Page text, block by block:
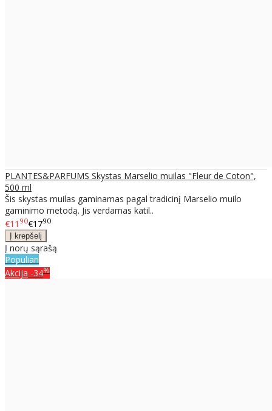
PLANTES&PARFUMS Skystas Marselio muilas "Fleur de Coton",
500 ml
Šis skystas muilas gaminamas pagal tradicinį Marselio muilo
gaminimo metodą. Jis verdamas katil..
€11 90€1790
Į norų sąrašą
Populiari
Akcija -34%